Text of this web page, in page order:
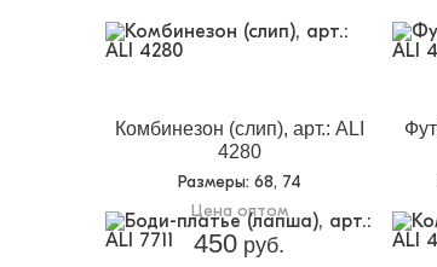
Комбинезон (слип), арт.: ALI
4280
Размеры: 68, 74
Цена оптом
450 руб.